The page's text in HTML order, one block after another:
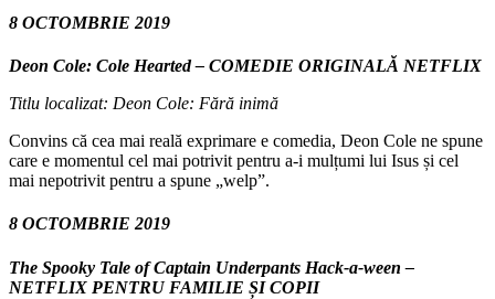
8 OCTOMBRIE 2019
Deon Cole: Cole Hearted – COMEDIE ORIGINALĂ NETFLIX
Titlu localizat: Deon Cole: Fără inimă
Convins că cea mai reală exprimare e comedia, Deon Cole ne spune
care e momentul cel mai potrivit pentru a-i mulțumi lui Isus și cel
mai nepotrivit pentru a spune „welp”.
8 OCTOMBRIE 2019
The Spooky Tale of Captain Underpants Hack-a-ween –
NETFLIX PENTRU FAMILIE ȘI COPII